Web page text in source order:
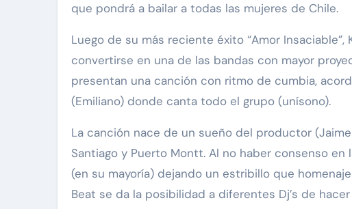
que pondrá a bailar a todas las mujeres de Chile.
Luego de su más reciente éxito “Amor
convertirse en una de las bandas con mayor
presentan una canción con ritmo de cumbia,
(Emiliano) donde canta todo el grupo (unísono).
La canción nace de un sueño del productor
Santiago y Puerto Montt. Al no haber consenso
(en su mayoría) dejando un estribillo que
Beat se da la posibilidad a diferentes Dj’s de